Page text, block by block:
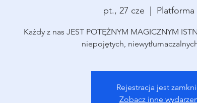
pt., 27 cze
  |
Każdy z nas JEST POTĘŻNYM MAGICZNYM
niepojętych,
Rejestracja jest
Zobacz inne